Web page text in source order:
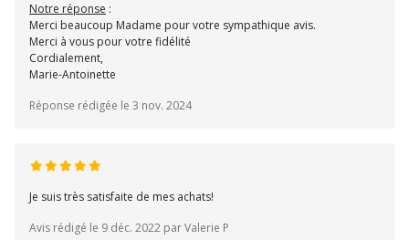
Notre réponse :
Merci beaucoup Madame pour votre sympathique avis.
Merci à vous pour votre fidélité
Cordialement,
Marie-Antoinette
Réponse rédigée le 3 nov. 2024
Je suis très satisfaite de mes achats!
Avis rédigé le 9 déc. 2022 par Valerie P